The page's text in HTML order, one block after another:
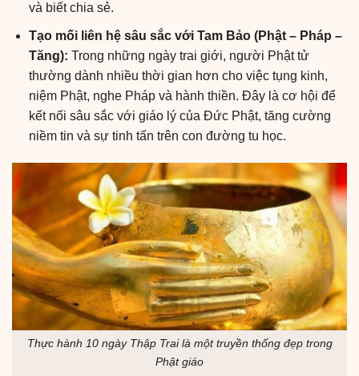
và biết chia sẻ.
Tạo mối liên hệ sâu sắc với Tam Bảo (Phật – Pháp –
Tăng): Trong những ngày trai giới, người Phật tử
thường dành nhiều thời gian hơn cho việc tụng kinh,
niệm Phật, nghe Pháp và hành thiền. Đây là cơ hội để
kết nối sâu sắc với giáo lý của Đức Phật, tăng cường
niềm tin và sự tinh tấn trên con đường tu học.
Thực hành 10 ngày Thập Trai là một truyền thống đẹp trong
Phật giáo